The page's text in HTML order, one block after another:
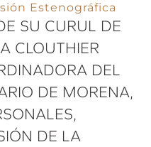
Estenográfica
SU CURUL DE
CLOUTHIER
DEL
DE MORENA,
DE LA